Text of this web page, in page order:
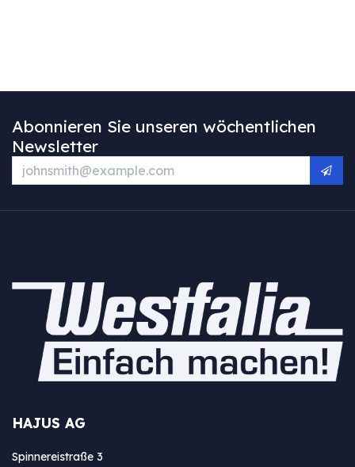
Abonnieren Sie unseren wöchentlichen
Newsletter
HAJUS AG
Spinnereistraße 3